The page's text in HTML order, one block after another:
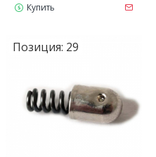
Купить
Позиция: 29